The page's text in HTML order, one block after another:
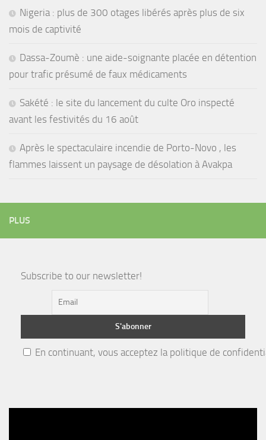
Nigeria : plus de 300 otages libérés après plus de six
mois de captivité
Dassa-Zoumè : une aide-soignante placée en détention
pour trafic présumé de faux médicaments
Sakété : le site du lancement du culte Oro inspecté
avant les festivités du 16 août
Après le spectaculaire incendie de Porto-Novo , les
flammes laissent un paysage de désolation à Avakpa
PLUS
Subscribe to our newsletter!
En continuant, vous acceptez la politique de